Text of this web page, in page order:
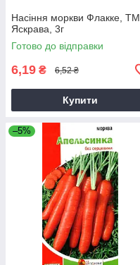
Насіння моркви Флакке, ТМ
Яскрава, 3г
Готово до відправки
6,19 ₴ 6,52 ₴
Купити
–5%